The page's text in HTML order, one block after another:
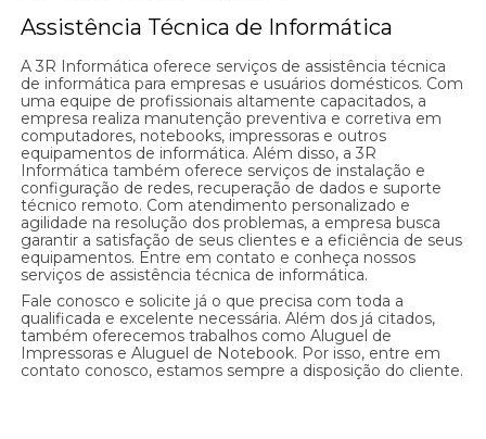
Assistência Técnica de Informática
A 3R Informática oferece serviços de assistência técnica
de informática para empresas e usuários domésticos. Com
uma equipe de profissionais altamente capacitados, a
empresa realiza manutenção preventiva e corretiva em
computadores, notebooks, impressoras e outros
equipamentos de informática. Além disso, a 3R
Informática também oferece serviços de instalação e
configuração de redes, recuperação de dados e suporte
técnico remoto. Com atendimento personalizado e
agilidade na resolução dos problemas, a empresa busca
garantir a satisfação de seus clientes e a eficiência de seus
equipamentos. Entre em contato e conheça nossos
serviços de assistência técnica de informática.
Fale conosco e solicite já o que precisa com toda a
qualificada e excelente necessária. Além dos já citados,
também oferecemos trabalhos como Aluguel de
Impressoras e Aluguel de Notebook. Por isso, entre em
contato conosco, estamos sempre a disposição do cliente.